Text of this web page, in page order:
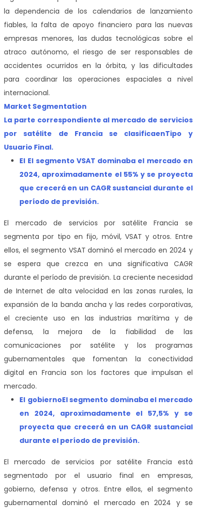
la dependencia de los calendarios de lanzamiento
fiables, la falta de apoyo financiero para las nuevas
empresas menores, las dudas tecnológicas sobre el
atraco autónomo, el riesgo de ser responsables de
accidentes ocurridos en la órbita, y las dificultades
para coordinar las operaciones espaciales a nivel
internacional.
Market Segmentation
La parte correspondiente al mercado de servicios
por satélite de Francia se clasificaenTipo y
Usuario Final.
El El segmento VSAT dominaba el mercado en
2024, aproximadamente el 55% y se proyecta
que crecerá en un CAGR sustancial durante el
período de previsión.
El mercado de servicios por satélite Francia se
segmenta por tipo en fijo, móvil, VSAT y otros. Entre
ellos, el segmento VSAT dominó el mercado en 2024 y
se espera que crezca en una significativa CAGR
durante el período de previsión. La creciente necesidad
de Internet de alta velocidad en las zonas rurales, la
expansión de la banda ancha y las redes corporativas,
el creciente uso en las industrias marítima y de
defensa, la mejora de la fiabilidad de las
comunicaciones por satélite y los programas
gubernamentales que fomentan la conectividad
digital en Francia son los factores que impulsan el
mercado.
El gobiernoEl segmento dominaba el mercado
en 2024, aproximadamente el 57,5% y se
proyecta que crecerá en un CAGR sustancial
durante el período de previsión.
El mercado de servicios por satélite Francia está
segmentado por el usuario final en empresas,
gobierno, defensa y otros. Entre ellos, el segmento
gubernamental dominó el mercado en 2024 y se